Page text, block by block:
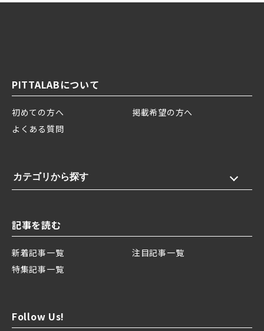
PITTALABについて
初めての方へ
掲載希望の方へ
よくある質問
カテゴリから探す
記事を読む
新着記事一覧
注目記事一覧
特集記事一覧
Follow Us!